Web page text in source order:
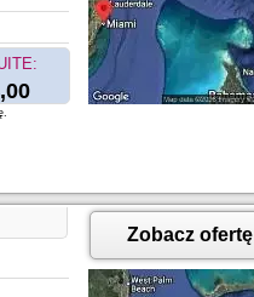
Zobacz ofertę